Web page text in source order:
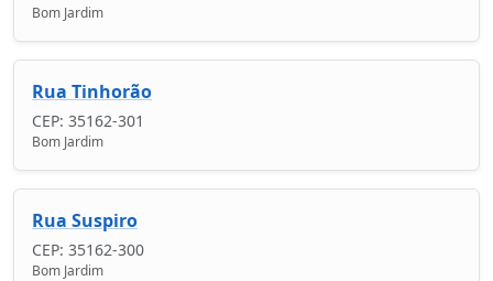
Bom Jardim
Rua Tinhorão
CEP: 35162-301
Bom Jardim
Rua Suspiro
CEP: 35162-300
Bom Jardim